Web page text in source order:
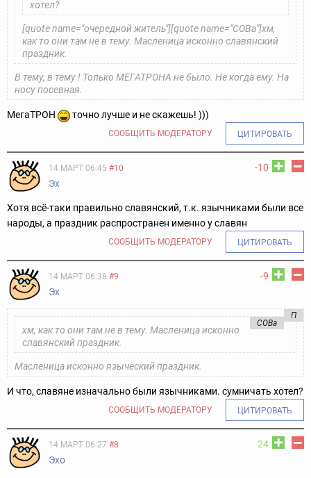
хотел?
[quote name="очередной житель"][quote name="COBa"]хм,
как то они там не в тему. Масленица исконно славянский
праздник.
В тему, в тему ! Только МЕГАТРОНА не было. Не когда ему. На
носу посевная.
МегаТРОН точно лучше и не скажешь! )))
СООБЩИТЬ МОДЕРАТОРУ ЦИТИРОВАТЬ
-10
14 МАРТ 06:45 #10
Эх
Хотя всё-таки правильно славянский, т.к. язычниками были все
народы, а праздник распространен именно у славян
СООБЩИТЬ МОДЕРАТОРУ ЦИТИРОВАТЬ
-9
14 МАРТ 06:38 #9
Эх
П
COBa
хм, как то они там не в тему. Масленица исконно
славянский праздник.
Масленица исконно языческий праздник.
И что, славяне изначально были язычниками. сумничать хотел?
СООБЩИТЬ МОДЕРАТОРУ ЦИТИРОВАТЬ
24
14 МАРТ 06:27 #8
Эхо